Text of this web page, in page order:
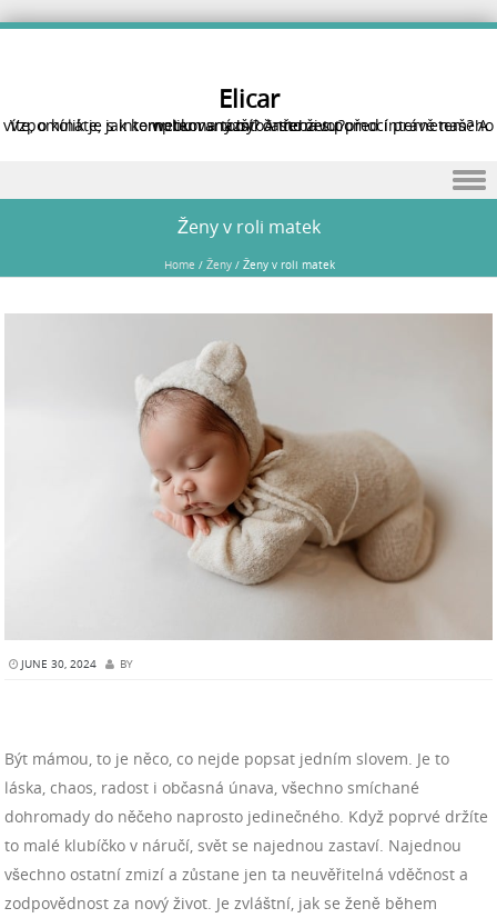
Elicar
Vzpomínáte, jak komplikovaný byl často život před internetem? A víte, o kolik je s internetem snazší? A třeba s pomocí právě našeho webu na tomto internetu?
Ženy v roli matek
Home / Ženy/ Ženy v roli matek
JUNE 30, 2024 BY
Být mámou, to je něco, co nejde popsat jedním slovem. Je to
láska, chaos, radost i občasná únava, všechno smíchané
dohromady do něčeho naprosto jedinečného. Když poprvé držíte
to malé klubíčko v náručí, svět se najednou zastaví. Najednou
všechno ostatní zmizí a zůstane jen ta neuvěřitelná vděčnost a
zodpovědnost za nový život. Je zvláštní, jak se ženě během